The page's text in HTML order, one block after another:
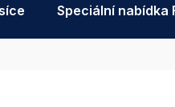
Speciální nabídka